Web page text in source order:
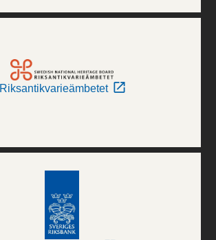
Riksantikvarieämbetet